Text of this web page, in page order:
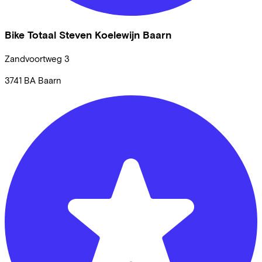
Bike Totaal Steven Koelewijn Baarn
Zandvoortweg 3
3741 BA Baarn